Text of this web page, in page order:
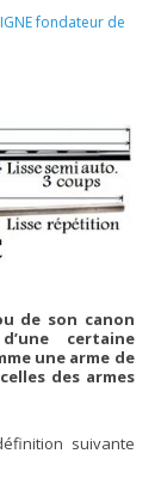
fondateur de
de son canon
certaine
une arme de
des armes
suivante